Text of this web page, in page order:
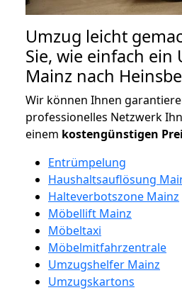
Umzug leicht
Sie, wie einfach ein
Mainz nach
Wir können Ihnen
professionelles Netzwerk
einem kostengünstigen
Entrümpelung
Haushaltsauflösung
Halteverbotszone Mainz
Möbellift Mainz
Möbeltaxi
Möbelmitfahrzentrale
Umzugshelfer Mainz
Umzugskartons